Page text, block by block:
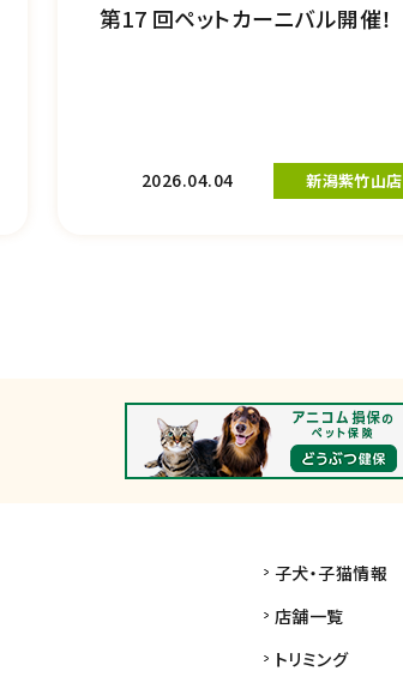
第17 回ペットカーニバル開催！
2026.04.04 新潟紫竹山店
子犬・子猫情報
店舗一覧
トリミング